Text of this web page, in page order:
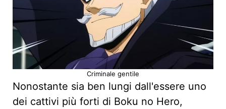
Criminale gentile
Nonostante sia ben lungi dall'essere uno
dei cattivi più forti di Boku no Hero,